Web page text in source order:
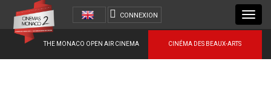
CINÉMA DES BEAUX-ARTS
THE MONACO OPEN AIR CINEMA
CONNEXION